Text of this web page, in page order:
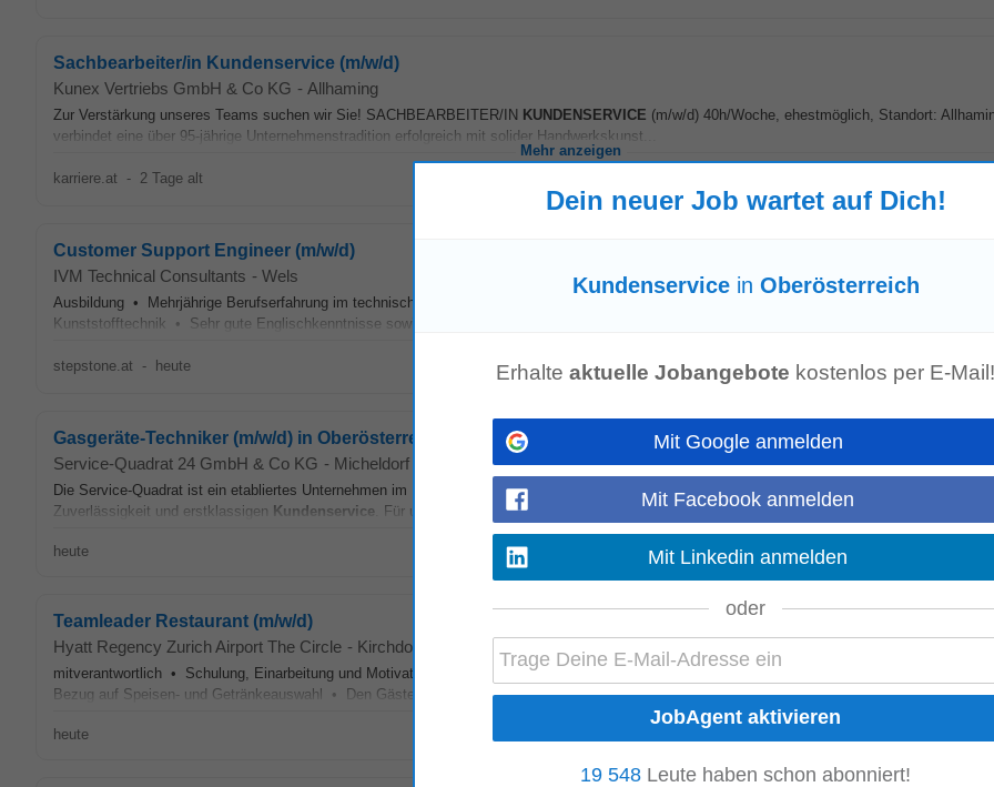
Sachbearbeiter/in Kundenservice (m/w/d)
Kunex Vertriebs GmbH & Co KG - Allhaming
Zur Verstärkung unseres Teams suchen wir Sie! SACHBEARBEITER/IN KUNDENSERVICE (m/w/d) 40h/Woche, ehestmöglich, Standort:
verbindet eine über 95-jährige Unternehmenstradition erfolgreich mit solider Handwerkskunst...
Mehr anzeigen
karriere.at - 2 Tage alt
Customer Support Engineer (m/w/d)
IVM Technical Consultants - Wels
Ausbildung • Mehrjährige Berufserfahrung im technischen
Kunststofftechnik • Sehr gute Englischkenntnisse sowie ERP-/CRM-Kenntnisse • Freude am (internationalen...
stepstone.at - heute
Gasgeräte-Techniker (m/w/d) in Oberösterreich
Service-Quadrat 24 GmbH & Co KG - Micheldorf in Oberösterreich
Die Service-Quadrat ist ein etabliertes Unternehmen im Heizungskundendienst und Teil der europaweit erfolgreichen GC-Gruppe. Wir stehen für
Zuverlässigkeit und erstklassigen Kundenservice . Für unsere Serviceeinsätze im Zentralraum...
Mehr anzeigen
heute
Teamleader Restaurant (m/w/d)
Hyatt Regency Zurich Airport The Circle - Kirchdorf an der Krems
mitverantwortlich • Schulung, Einarbeitung und Motivation des Teams, um erstklassigen
Bezug auf Speisen- und Getränkeauswahl • Den Gästen Auskunft über die in der Karte angebotenen Produkte geben...
heute
Dein neuer Job wartet auf Dich!
Kundenservicein Oberösterreich
Erhalte aktuelle Jobangebote kostenlos per E-Mail!
Mit Google anmelden
Mit Facebook anmelden
Mit Linkedin anmelden
oder
19 548 Leute haben schon abonniert!